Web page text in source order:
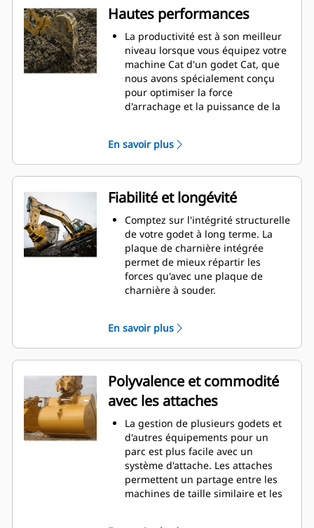
Hautes performances
La productivité est à son meilleur
niveau lorsque vous équipez votre
machine Cat d'un godet Cat, que
nous avons spécialement conçu
pour optimiser la force
d'arrachage et la puissance de la
double améliore le flux des
matières dans le godet. Le
dégagement de talon accru
garantit que le fond du godet ne
frotte pas, ce qui réduit les coûts
d'entretien.
La consommation de carburant est
maximale lors de l'excavation. Les
godets Cat sont conçus pour
creuser dans les matériaux
rapidement afin d'améliorer
Chargez plus de matière plus
rapidement. La forme et les barres
latérales du godet permettent une
rétention optimale des matériaux
dans le godet à chaque charge.
En savoir plus
Fiabilité et longévité
Comptez sur l'intégrité structurelle
de votre godet à long terme. La
plaque de charnière intégrée
permet de mieux répartir les
forces qu'avec une plaque de
charnière à souder.
sont résistants à l'abrasion, en
particulier dans les zones d'usure
excessive.
Avec les outils d'attaque du sol Cat
(GET), protégez les zones d'usure
excessive les plus importantes de
votre godet lorsqu'il entre en
contact avec les matériaux.
Avec les outils d'attaque du sol
Cat ® Advansys™(GET), augmentez
la productivité pour les
applications exigeantes, facilitez la
pénétration dans les tas et
En savoir plus
Polyvalence et commodité
avec les attaches
La gestion de plusieurs godets et
d'autres équipements pour un
parc est plus facile avec un
système d'attache. Les attaches
permettent un partage entre les
machines de taille similaire et les